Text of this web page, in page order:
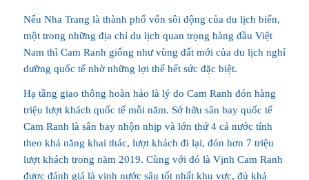
Nếu Nha Trang là thành phố vốn sôi động của du lịch biển,
một trong những địa chỉ du lịch quan trọng hàng đầu Việt
Nam thì Cam Ranh giống như vùng đất mới của du lịch nghỉ
dưỡng quốc tế nhờ những lợi thế hết sức đặc biệt.
Hạ tầng giao thông hoàn hảo là lý do Cam Ranh đón hàng
triệu lượt khách quốc tế mỗi năm. Sở hữu sân bay quốc tế
Cam Ranh là sân bay nhộn nhịp và lớn thứ 4 cả nước tính
theo khả năng khai thác, lượt khách đi lại, đón hơn 7 triệu
lượt khách trong năm 2019. Cùng với đó là Vịnh Cam Ranh
được đánh giá là vịnh nước sâu tốt nhất khu vực, đủ khả